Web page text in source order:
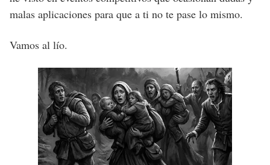
malas aplicaciones para que a ti no te pase lo mismo.
Vamos al lío.